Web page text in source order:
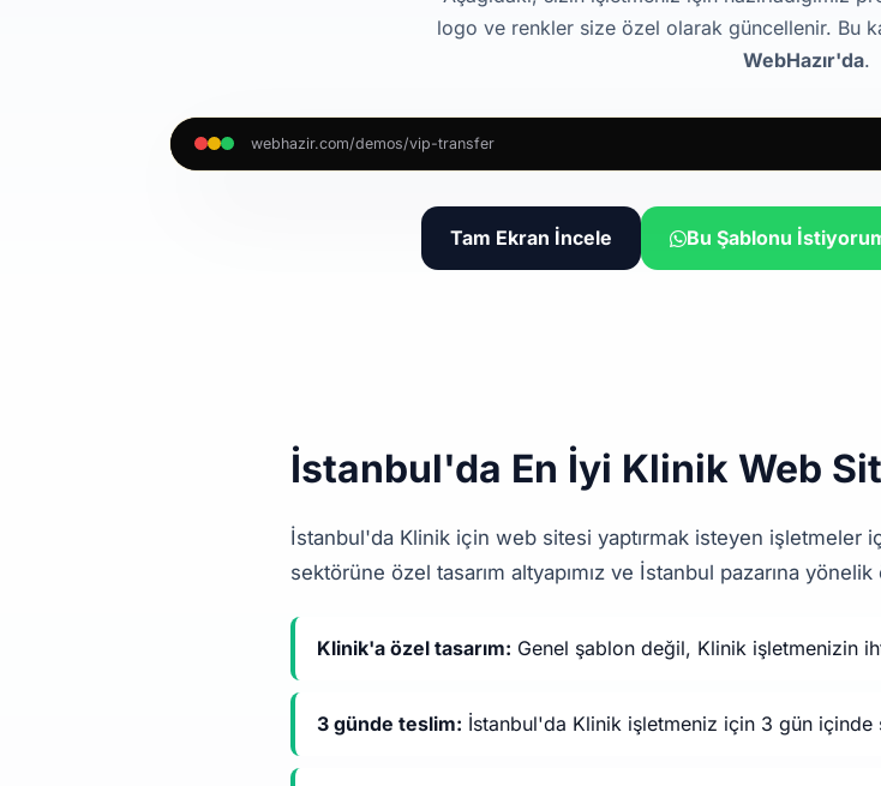
logo ve renkler size özel olarak güncellenir. Bu
WebHazır'da.
webhazir.com/demos/vip-transfer
Tam Ekran İncele Bu Şablonu
İstanbul'da En İyi Klinik Web
İstanbul'da Klinik için web sitesi yaptırmak isteyen işletmeler
sektörüne özel tasarım altyapımız ve İstanbul pazarına
Klinik'a özel tasarım: Genel şablon değil, Klinik işletmenizin
3 günde teslim: İstanbul'da Klinik işletmeniz için 3 gün içinde